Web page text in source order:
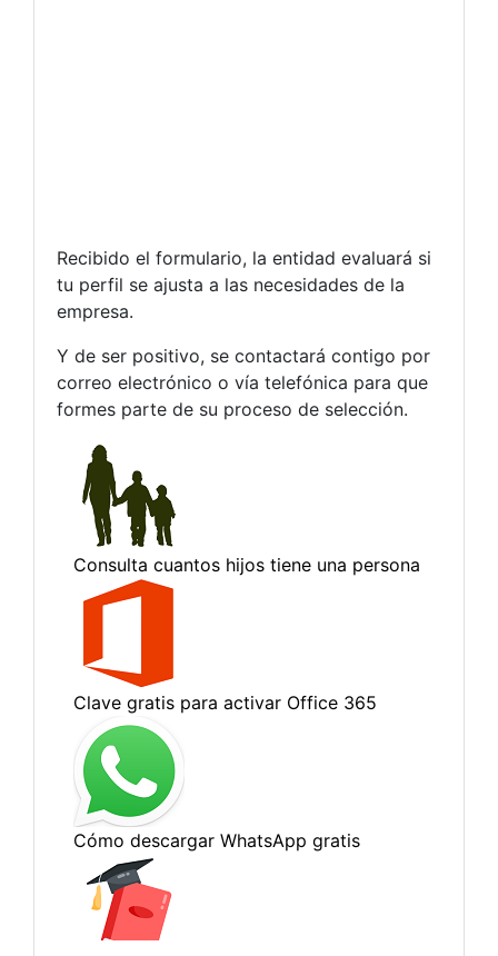
Recibido el formulario, la entidad evaluará si
tu perfil se ajusta a las necesidades de la
empresa.
Y de ser positivo, se contactará contigo por
correo electrónico o vía telefónica para que
formes parte de su proceso de selección.